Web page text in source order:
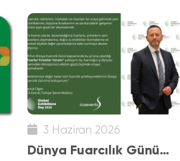
3 Haziran 2026
Dünya Fuarcılık Günü